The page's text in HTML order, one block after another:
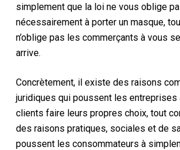
simplement que la loi ne vous oblige
nécessairement à porter un masque,
n’oblige pas les commerçants à vous
arrive.
Concrètement, il existe des raisons
juridiques qui poussent les entreprises
clients faire leurs propres choix, tout
des raisons pratiques, sociales et de
poussent les consommateurs à